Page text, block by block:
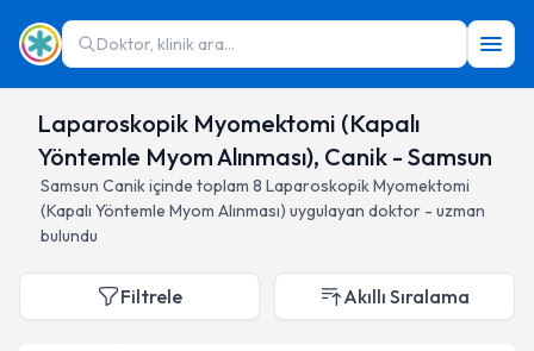
Doktor, klinik ara...
Laparoskopik Myomektomi (Kapalı
Yöntemle Myom Alınması), Canik - Samsun
Samsun Canikiçinde toplam 8 Laparoskopik Myomektomi
(Kapalı Yöntemle Myom Alınması) uygulayan doktor - uzman
bulundu
Filtrele Akıllı Sıralama